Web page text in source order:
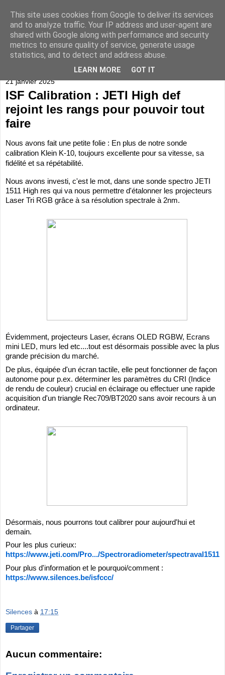
21 janvier 2025
ISF Calibration : JETI High def
rejoint les rangs pour pouvoir tout
faire
Nous avons fait une petite folie : En plus de notre sonde
calibration Klein K-10, toujours excellente pour sa vitesse, sa
fidélité et sa répétabilité.
Nous avons investi, c'est le mot, dans une sonde spectro JETI
1511 High res qui va nous permettre d'étalonner les projecteurs
Laser Tri RGB grâce à sa résolution spectrale à 2nm.
Évidemment, projecteurs Laser, écrans OLED RGBW, Ecrans
mini LED, murs led etc....tout est désormais possible avec la plus
grande précision du marché.
De plus, équipée d'un écran tactile, elle peut fonctionner de façon
autonome pour p.ex. déterminer les paramètres du CRI (Indice
de rendu de couleur) crucial en éclairage ou effectuer une rapide
acquisition d'un triangle Rec709/BT2020 sans avoir recours à un
ordinateur.
Désormais, nous pourrons tout calibrer pour aujourd'hui et
demain.
Pour les plus curieux:
https://www.jeti.com/Pro.../Spectroradiometer/spectraval1511
Pour plus d'information et le pourquoi/comment :
https://www.silences.be/isfccc/
Silences à 17:15
Partager
Aucun commentaire:
This site uses cookies from Google to deliver its services
and to analyze traffic. Your IP address and user-agent are
shared with Google along with performance and security
metrics to ensure quality of service, generate usage
statistics, and to detect and address abuse.
LEARN MORE GOT IT